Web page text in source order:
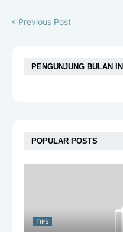
Previous Post
PENGUNJUNG BULAN
POPULAR POSTS
TIPS